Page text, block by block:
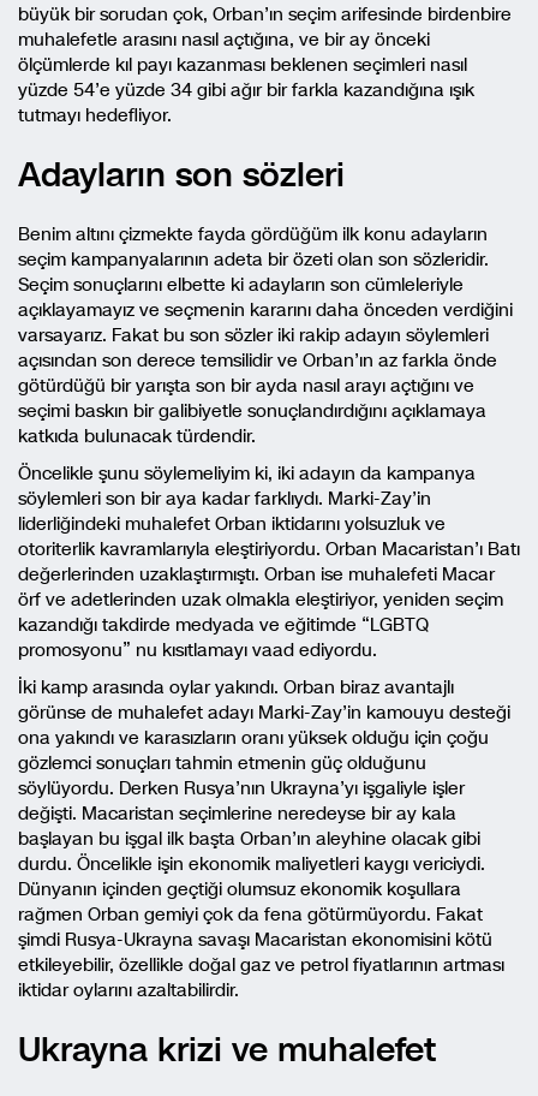
büyük bir sorudan çok, Orban’ın seçim arifesinde birdenbire
muhalefetle arasını nasıl açtığına, ve bir ay önceki
ölçümlerde kıl payı kazanması beklenen seçimleri nasıl
yüzde 54’e yüzde 34 gibi ağır bir farkla kazandığına ışık
tutmayı hedefliyor.
Adayların son sözleri
Benim altını çizmekte fayda gördüğüm ilk konu adayların
seçim kampanyalarının adeta bir özeti olan son sözleridir.
Seçim sonuçlarını elbette ki adayların son cümleleriyle
açıklayamayız ve seçmenin kararını daha önceden verdiğini
varsayarız. Fakat bu son sözler iki rakip adayın söylemleri
açısından son derece temsilidir ve Orban’ın az farkla önde
götürdüğü bir yarışta son bir ayda nasıl arayı açtığını ve
seçimi baskın bir galibiyetle sonuçlandırdığını açıklamaya
katkıda bulunacak türdendir.
Öncelikle şunu söylemeliyim ki, iki adayın da kampanya
söylemleri son bir aya kadar farklıydı. Marki-Zay’in
liderliğindeki muhalefet Orban iktidarını yolsuzluk ve
otoriterlik kavramlarıyla eleştiriyordu. Orban Macaristan’ı Batı
değerlerinden uzaklaştırmıştı. Orban ise muhalefeti Macar
örf ve adetlerinden uzak olmakla eleştiriyor, yeniden seçim
kazandığı takdirde medyada ve eğitimde “LGBTQ
promosyonu” nu kısıtlamayı vaad ediyordu.
İki kamp arasında oylar yakındı. Orban biraz avantajlı
görünse de muhalefet adayı Marki-Zay’in kamouyu desteği
ona yakındı ve karasızların oranı yüksek olduğu için çoğu
gözlemci sonuçları tahmin etmenin güç olduğunu
söylüyordu. Derken Rusya’nın Ukrayna’yı işgaliyle işler
değişti. Macaristan seçimlerine neredeyse bir ay kala
başlayan bu işgal ilk başta Orban’ın aleyhine olacak gibi
durdu. Öncelikle işin ekonomik maliyetleri kaygı vericiydi.
Dünyanın içinden geçtiği olumsuz ekonomik koşullara
rağmen Orban gemiyi çok da fena götürmüyordu. Fakat
şimdi Rusya-Ukrayna savaşı Macaristan ekonomisini kötü
etkileyebilir, özellikle doğal gaz ve petrol fiyatlarının artması
iktidar oylarını azaltabilirdir.
Ukrayna krizi ve muhalefet